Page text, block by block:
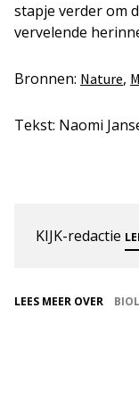
stapje verder om
vervelende
Bronnen: Nature,
Tekst: Naomi
KIJK-redactie
LEES MEER OVER